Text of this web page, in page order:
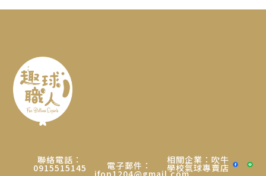
聯絡電話：
0915515145 電子郵件：
ifon1204@gmail.com
相關企業：吹牛
學校氣球專賣店